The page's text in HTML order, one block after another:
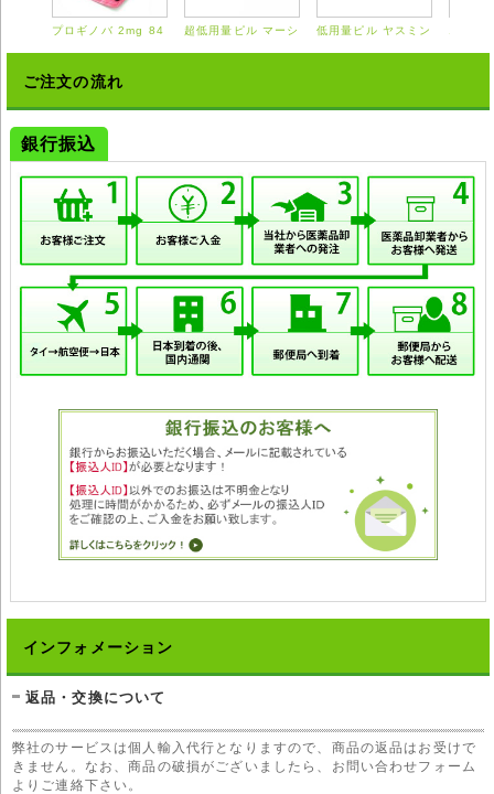
プロギノバ 2mg 84
超低用量ピル マーシ
低用量ピル ヤスミン
ご注文の流れ
銀行振込
インフォメーション
返品・交換について
弊社のサービスは個人輸入代行となりますので、商品の返品はお受けで
きません。なお、商品の破損がございましたら、お問い合わせフォーム
よりご連絡下さい。